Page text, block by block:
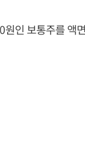
인 보통주를 액